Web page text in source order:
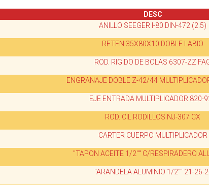
DESC
ANILLO SEEGER I-80 DIN-472 (2.5)
RETEN 35X80X10 DOBLE LABIO
ROD. RIGIDO DE BOLAS 6307-ZZ
ENGRANAJE DOBLE Z-42/44
EJE ENTRADA MULTIPLICADOR 820-
ROD. CIL.RODILLOS NJ-307 CX
CARTER CUERPO MULTIPLICADOR
"TAPON ACEITE 1/2"" C/RESPIRADERO
"ARANDELA ALUMINIO 1/2"" 21-26-